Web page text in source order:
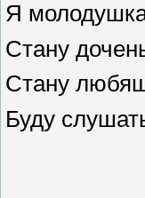
Я
Стану
Стану
Буду